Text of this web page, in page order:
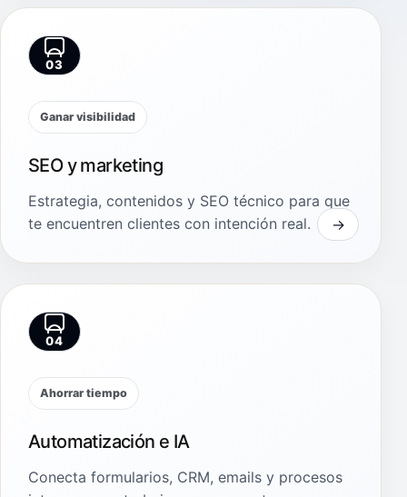
03
Ganar visibilidad
SEO y marketing
Estrategia, contenidos y SEO técnico para que
te encuentren clientes con intención real.
04
Ahorrar tiempo
Automatización e IA
Conecta formularios, CRM, emails y procesos